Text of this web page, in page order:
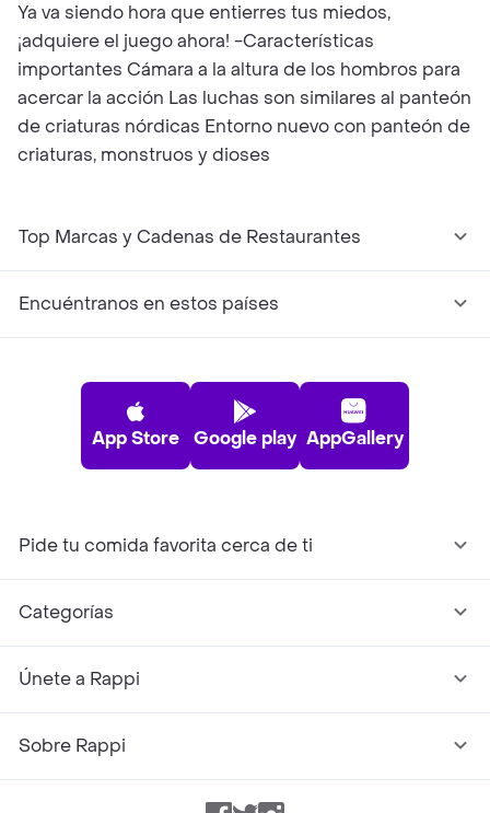
Ya va siendo hora que entierres tus miedos,
¡adquiere el juego ahora! -Características
importantes Cámara a la altura de los hombros para
acercar la acción Las luchas son similares al panteón
de criaturas nórdicas Entorno nuevo con panteón de
criaturas, monstruos y dioses
Top Marcas y Cadenas de Restaurantes
Encuéntranos en estos países
App Store Google play AppGallery
Pide tu comida favorita cerca de ti
Categorías
Únete a Rappi
Sobre Rappi